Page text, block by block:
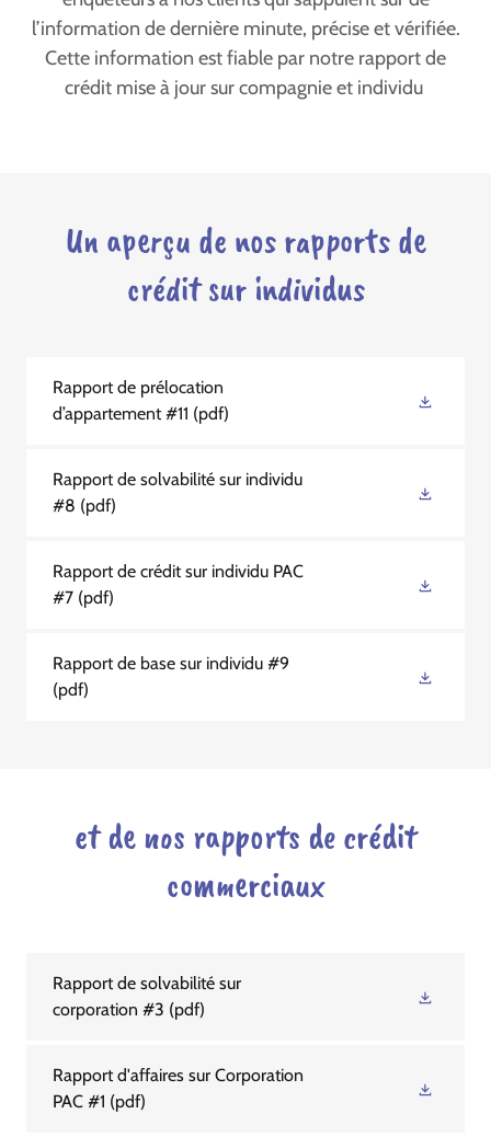
l’information de dernière minute, précise et vérifiée.
Cette information est fiable par notre rapport de
crédit mise à jour sur compagnie et individu
Un aperçu de nos rapports de
crédit sur individus
Rapport de prélocation
d’appartement #11 (pdf)
Rapport de solvabilité sur individu
#8 (pdf)
Rapport de crédit sur individu PAC
#7 (pdf)
Rapport de base sur individu #9
(pdf)
et de nos rapports de crédit
commerciaux
Rapport de solvabilité sur
corporation #3 (pdf)
Rapport d'affaires sur Corporation
PAC #1 (pdf)